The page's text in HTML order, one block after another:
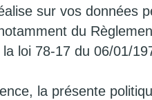
sur vos
du
loi 78-17 du 06/01/
la présente